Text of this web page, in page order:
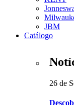
JBM
Catálogo
26 de